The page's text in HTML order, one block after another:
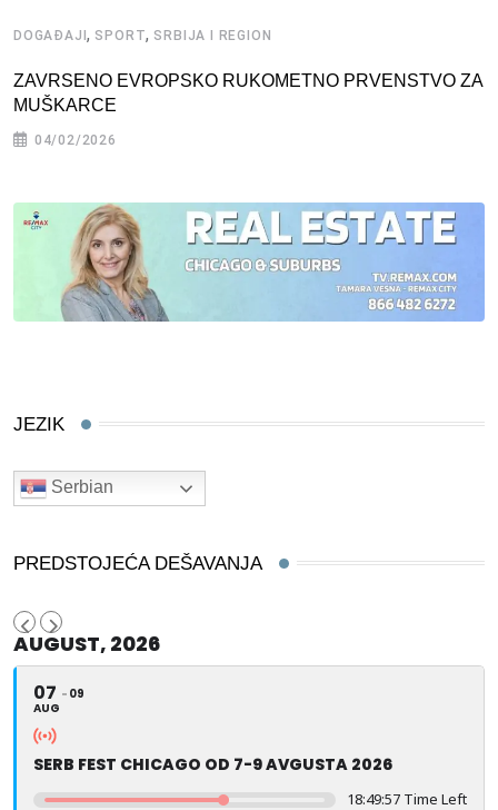
DOGAĐAJI, SPORT, SRBIJA I REGION
ZAVRSENO EVROPSKO RUKOMETNO PRVENSTVO ZA
MUŠKARCE
04/02/2026
JEZIK
Serbian
PREDSTOJEĆA DEŠAVANJA
AUGUST, 2026
07
AUG
09
SERB FEST CHICAGO OD 7-9 AVGUSTA 2026
18:49:56 Time Left